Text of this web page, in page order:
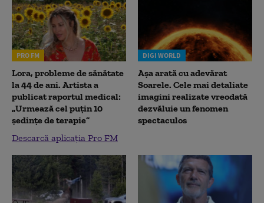
PRO FM
Lora, probleme de sănătate
la 44 de ani. Artista a
publicat raportul medical:
„Urmează cel puțin 10
ședințe de terapie”
Descarcă aplicația Pro FM
DIGI WORLD
Așa arată cu adevărat
Soarele. Cele mai detaliate
imagini realizate vreodată
dezvăluie un fenomen
spectaculos